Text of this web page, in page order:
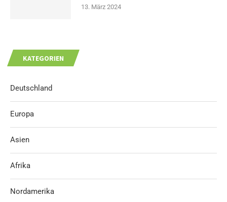
13. März 2024
KATEGORIEN
Deutschland
Europa
Asien
Afrika
Nordamerika